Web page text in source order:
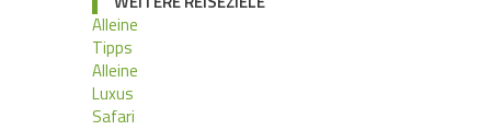
Alleine
Tipps
Alleine
Luxus
Safari